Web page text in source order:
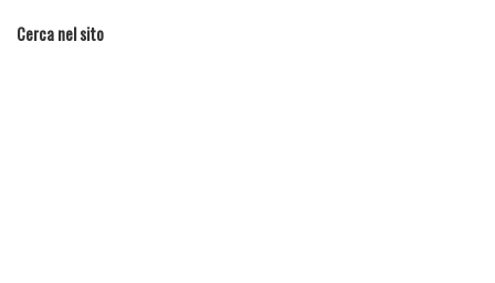
Cerca nel sito